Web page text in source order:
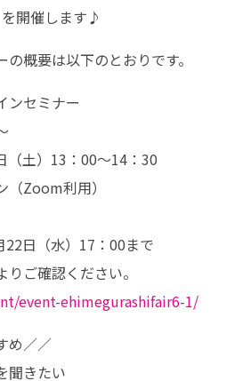
開催します♪
概要は以下のとおりです。
ンセミナー
（土）13：00～14：30
Zoom利用）
日（水）17：00まで
event-ehimegurashifair6-1/
め／／
聞きたい